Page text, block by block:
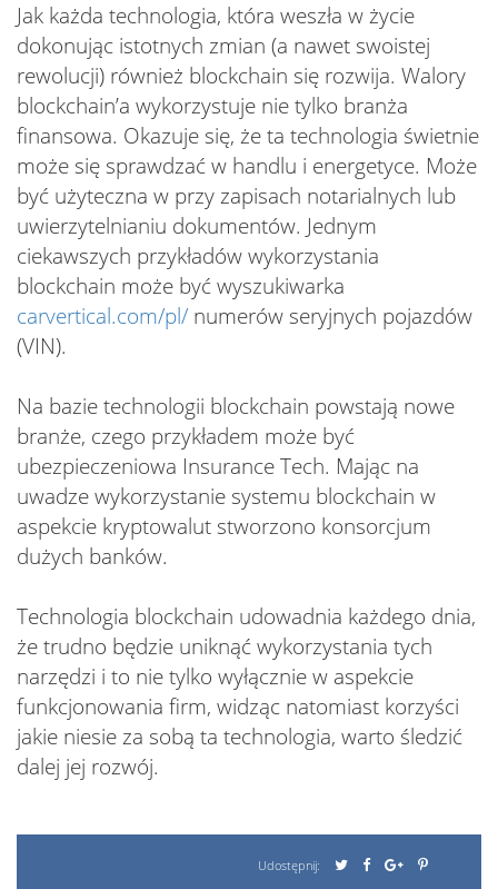
Jak każda technologia, która weszła w życie
dokonując istotnych zmian (a nawet swoistej
rewolucji) również blockchain się rozwija. Walory
blockchain’a wykorzystuje nie tylko branża
finansowa. Okazuje się, że ta technologia świetnie
może się sprawdzać w handlu i energetyce. Może
być użyteczna w przy zapisach notarialnych lub
uwierzytelnianiu dokumentów. Jednym
ciekawszych przykładów wykorzystania
blockchain może być wyszukiwarka
carvertical.com/pl/ numerów seryjnych pojazdów
(VIN).
Na bazie technologii blockchain powstają nowe
branże, czego przykładem może być
ubezpieczeniowa Insurance Tech. Mając na
uwadze wykorzystanie systemu blockchain w
aspekcie kryptowalut stworzono konsorcjum
dużych banków.
Technologia blockchain udowadnia każdego dnia,
że trudno będzie uniknąć wykorzystania tych
narzędzi i to nie tylko wyłącznie w aspekcie
funkcjonowania firm, widząc natomiast korzyści
jakie niesie za sobą ta technologia, warto śledzić
dalej jej rozwój.
Udostępnij: